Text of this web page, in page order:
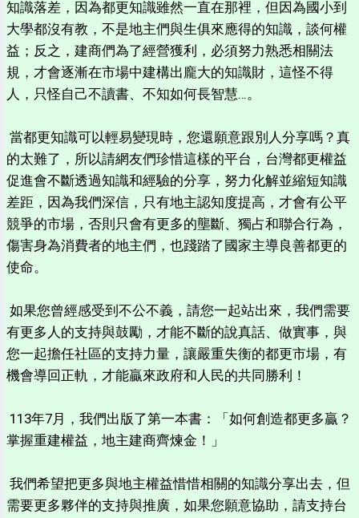
知識落差，因為都更知識雖然一直在那裡，但因為國小到
大學都沒有教，不是地主們與生俱來應得的知識，談何權
益；反之，建商們為了經營獲利，必須努力熟悉相關法
規，才會逐漸在市場中建構出龐大的知識財，這怪不得
人，只怪自己不讀書、不知如何長智慧…。
當都更知識可以輕易變現時，您還願意跟別人分享嗎？真
的太難了，所以請網友們珍惜這樣的平台，台灣都更權益
促進會不斷透過知識和經驗的分享，努力化解並縮短知識
差距，因為我們深信，只有地主認知度提高，才會有公平
競爭的市場，否則只會有更多的壟斷、獨占和聯合行為，
傷害身為消費者的地主們，也踐踏了國家主導良善都更的
使命。
如果您曾經感受到不公不義，請您一起站出來，我們需要
有更多人的支持與鼓勵，才能不斷的說真話、做實事，與
您一起擔任社區的支持力量，讓嚴重失衡的都更市場，有
機會導回正軌，才能贏來政府和人民的共同勝利！
113年7月，我們出版了第一本書：「如何創造都更多贏？
掌握重建權益，地主建商齊煉金！」
我們希望把更多與地主權益惜惜相關的知識分享出去，但
需要更多夥伴的支持與推廣，如果您願意協助，請支持台